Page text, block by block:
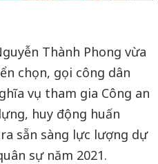
Thành Phong vừa
chọn, gọi công dân
vụ tham gia Công an
huy động huấn
sẵn sàng lực lượng dự
sự năm 2021.